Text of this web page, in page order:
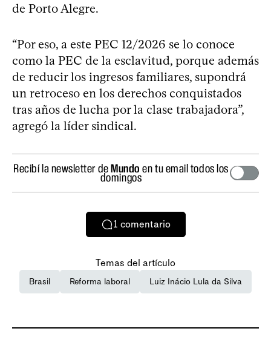
de Porto Alegre.
“Por eso, a este PEC 12/2026 se lo conoce
como la PEC de la esclavitud, porque además
de reducir los ingresos familiares, supondrá
un retroceso en los derechos conquistados
tras años de lucha por la clase trabajadora”,
agregó la líder sindical.
Recibí la newsletter deMundo en tu email todos los
domingos
1 comentario
Temas del artículo
Brasil Reforma laboral Luiz Inácio Lula da Silva